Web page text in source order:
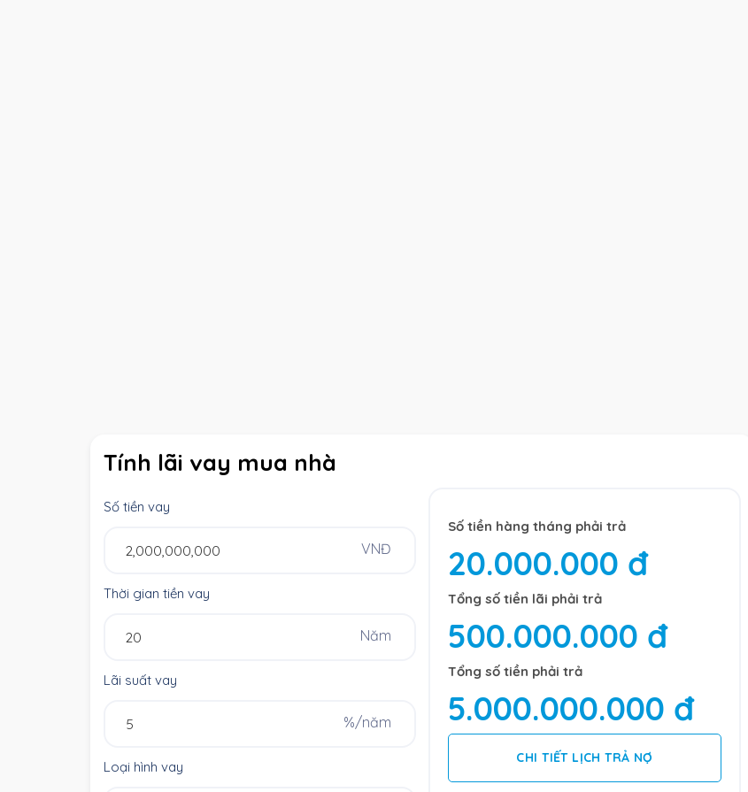
Tính lãi vay mua nhà
Số tiền vay
VNĐ
Thời gian tiền vay
Năm
Lãi suất vay
%/năm
Loại hình vay
Số tiền hàng tháng phải trả
20.000.000 đ
Tổng số tiền lãi phải trả
500.000.000 đ
Tổng số tiền phải trả
5.000.000.000 đ
CHI TIẾT LỊCH TRẢ NỢ